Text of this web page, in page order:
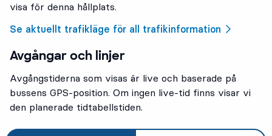
visa för denna hållplats.
Se aktuellt trafikläge för all trafikinformation
Avgångar och linjer
Avgångstiderna som visas är live och baserade på
bussens GPS-position. Om ingen live-tid finns visar vi
den planerade tidtabellstiden.